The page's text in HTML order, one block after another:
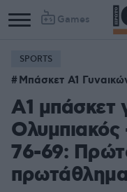
Games
SPORTS
Μπάσκετ Α1
Α1 μπάσκετ
76-69:
πρωτάθλημα